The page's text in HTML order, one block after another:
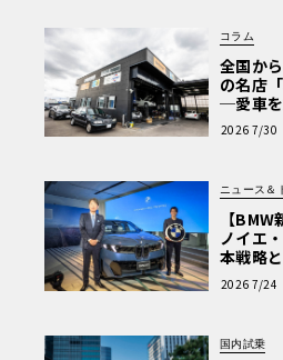
コラム
全国か
の名店
─愛車を
術と、
を選ぶ理
2026 7/30
ニュース＆
【
ノイエ
本戦略
ぬける歓
2026 7/24
国内試乗